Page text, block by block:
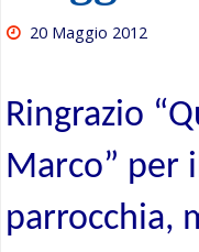
20 Maggio 2012
Ringrazio
Marco” per
parrocchia,